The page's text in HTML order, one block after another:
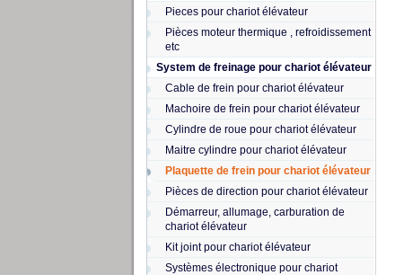
Pieces pour chariot élévateur
Pièces moteur thermique , refroidissement
etc
System de freinage pour chariot élévateur
Cable de frein pour chariot élévateur
Machoire de frein pour chariot élévateur
Cylindre de roue pour chariot élévateur
Maitre cylindre pour chariot élévateur
Plaquette de frein pour chariot élévateur
Pièces de direction pour chariot élévateur
Démarreur, allumage, carburation de
chariot élévateur
Kit joint pour chariot élévateur
Systèmes électronique pour chariot